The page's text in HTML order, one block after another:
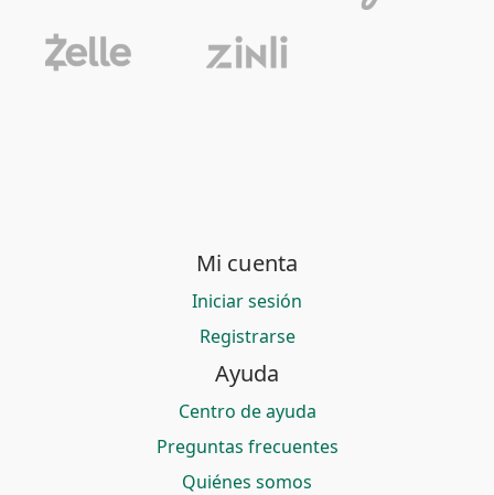
Mi cuenta
Iniciar sesión
Registrarse
Ayuda
Centro de ayuda
Preguntas frecuentes
Quiénes somos